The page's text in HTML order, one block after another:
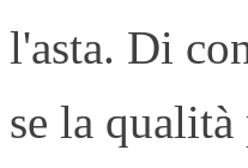
l'asta. Di
se la